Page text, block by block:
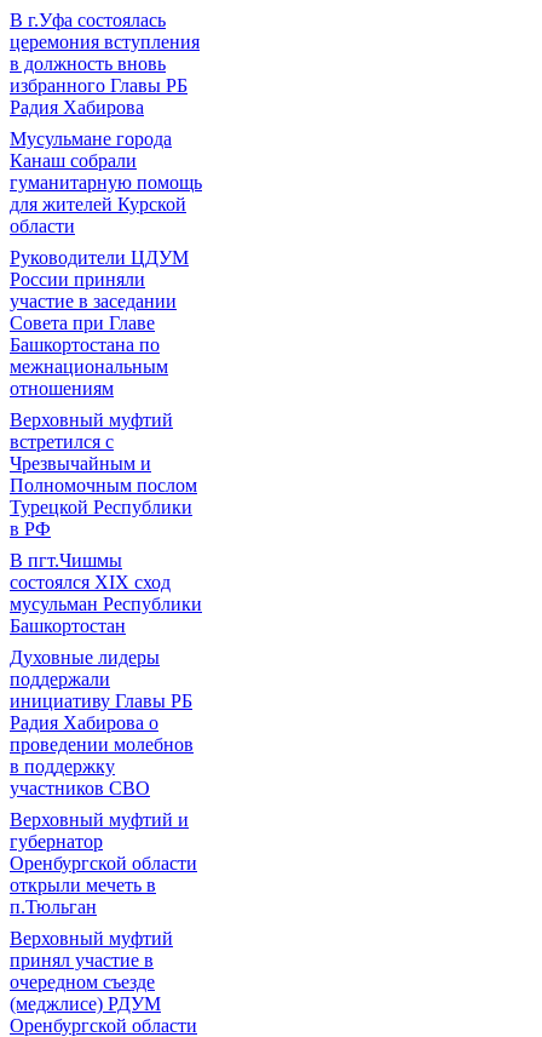
В г.Уфа состоялась
церемония вступления
в должность вновь
избранного Главы РБ
Радия Хабирова
Мусульмане города
Канаш собрали
гуманитарную помощь
для жителей Курской
области
Руководители ЦДУМ
России приняли
участие в заседании
Совета при Главе
Башкортостана по
межнациональным
отношениям
Верховный муфтий
встретился с
Чрезвычайным и
Полномочным послом
Турецкой Республики
в РФ
В пгт.Чишмы
состоялся XIX сход
мусульман Республики
Башкортостан
Духовные лидеры
поддержали
инициативу Главы РБ
Радия Хабирова о
проведении молебнов
в поддержку
участников СВО
Верховный муфтий и
губернатор
Оренбургской области
открыли мечеть в
п.Тюльган
Верховный муфтий
принял участие в
очередном съезде
(меджлисе) РДУМ
Оренбургской области